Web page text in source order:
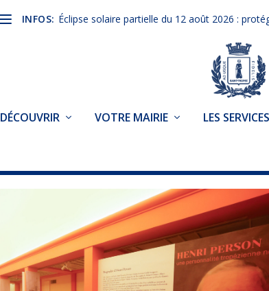
INFOS: Éclipse solaire partielle du 12 août 2026 :
DÉCOUVRIR VOTRE MAIRIE LES SERVICES